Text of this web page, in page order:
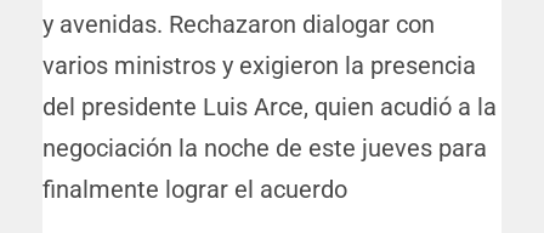
y avenidas. Rechazaron dialogar con
varios ministros y exigieron la presencia
del presidente Luis Arce, quien acudió a la
negociación la noche de este jueves para
finalmente lograr el acuerdo